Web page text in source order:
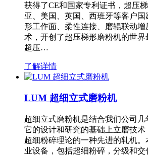
获得了CE和国家专利证书，超压
亚、美国、英国、西班牙等客户
形工作面、柔性连接、磨辊联动
术，开创了超压梯形磨粉机的世界
超压…
了解详情
LUM 超细立式磨粉机
超细立式磨粉机是结合我们公司几
它的设计和研究的基础上立磨技
超细粉碎理论的一种先进的轧机
业设备，包括超细粉碎，分级和